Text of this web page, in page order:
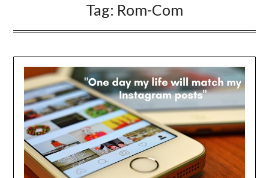
Tag: Rom-Com